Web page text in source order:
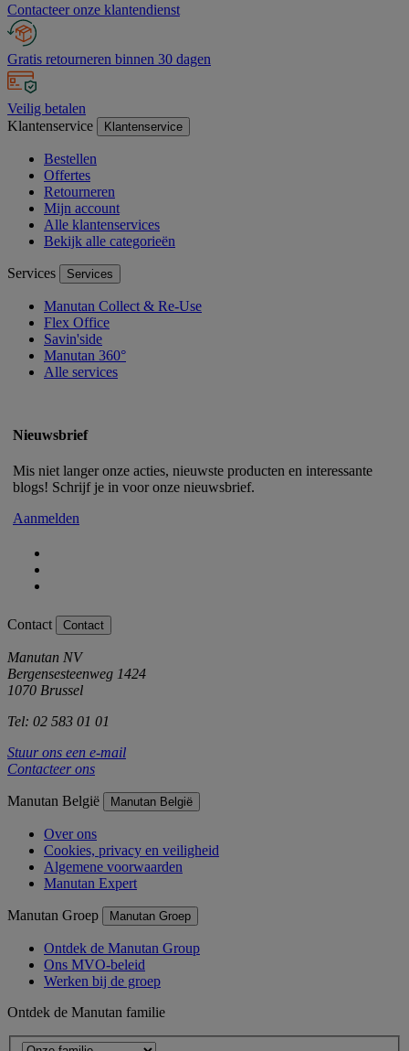
Contacteer onze klantendienst
Gratis retourneren binnen 30 dagen
Veilig betalen
Klantenservice
Klantenservice
Bestellen
Offertes
Retourneren
Mijn account
Alle klantenservices
Bekijk alle categorieën
Services Services
Manutan Collect & Re-Use
Flex Office
Savin'side
Manutan 360°
Alle services
Nieuwsbrief
Mis niet langer onze acties, nieuwste producten en interessante
blogs! Schrijf je in voor onze nieuwsbrief.
Aanmelden
Contact Contact
Manutan NV
Bergensesteenweg 1424
1070 Brussel
Tel: 02 583 01 01
Stuur ons een e-mail
Contacteer ons
Manutan België Manutan België
Over ons
Cookies, privacy en veiligheid
Algemene voorwaarden
Manutan Expert
Manutan Groep Manutan Groep
Ontdek de Manutan Group
Ons MVO-beleid
Werken bij de groep
Ontdek de Manutan familie